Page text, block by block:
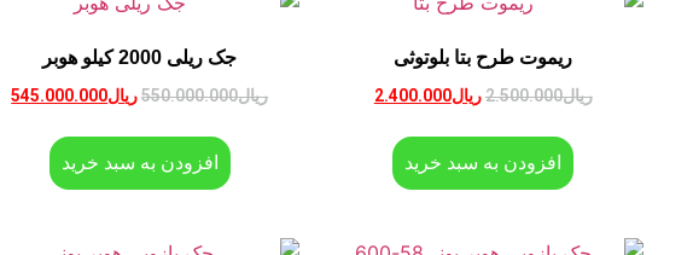
ریموت طرح بتا بلوتوثی
ریال2.500.000 ریال2.400.000
افزودن به سبد خرید
جک ریلی 2000 کیلو هوبر
ریال550.000.000 ریال545.000.000
افزودن به سبد خرید